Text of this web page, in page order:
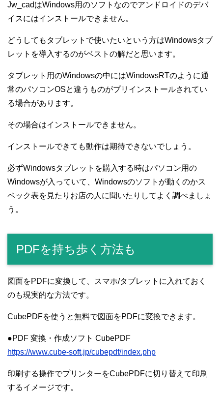
Jw_cadはWindows用のソフトなのでアンドロイドのデバ
イスにはインストールできません。
どうしてもタブレットで使いたいという方はWindowsタブ
レットを導入するのがベストの解だと思います。
タブレット用のWindowsの中にはWindowsRTのように通
常のパソコンOSと違うものがプリインストールされてい
る場合があります。
その場合はインストールできません。
インストールできても動作は期待できないでしょう。
必ずWindowsタブレットを購入する時はパソコン用の
Windowsが入っていて、Windowsのソフトが動くのかス
ペック表を見たりお店の人に聞いたりしてよく調べましょ
う。
PDFを持ち歩く方法も
図面をPDFに変換して、スマホ/タブレットに入れておく
のも現実的な方法です。
CubePDFを使うと無料で図面をPDFに変換できます。
●PDF 変換・作成ソフト CubePDF
https://www.cube-soft.jp/cubepdf/index.php
印刷する操作でプリンターをCubePDFに切り替えて印刷
するイメージです。